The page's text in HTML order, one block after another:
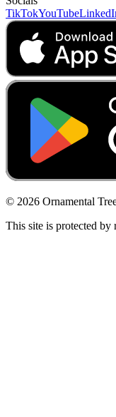
TikTokYouTube
© 2026 Ornamental
This site is protected